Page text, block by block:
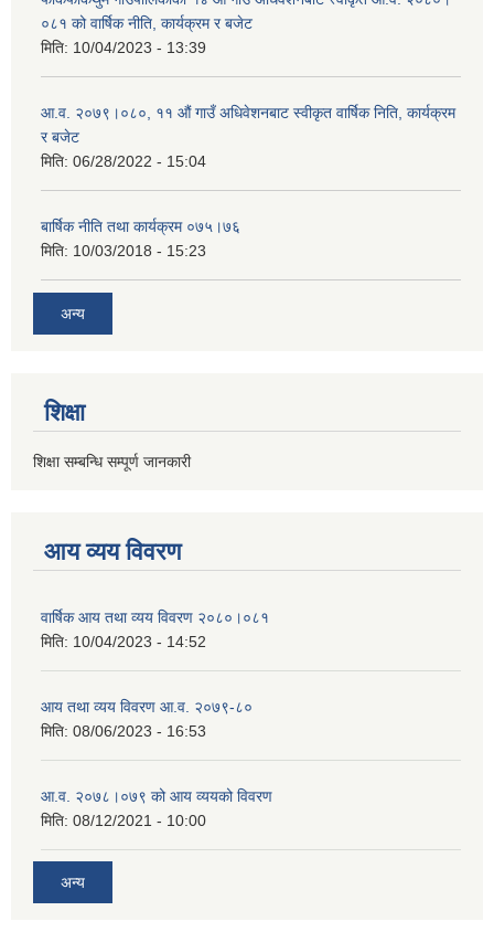
०८१ को वार्षिक नीति, कार्यक्रम र बजेट
मिति: 10/04/2023 - 13:39
आ.व. २०७९।०८०, ११ औं गाउँ अधिवेशनबाट स्वीकृत वार्षिक निति, कार्यक्रम
र बजेट
मिति: 06/28/2022 - 15:04
बार्षिक नीति तथा कार्यक्रम ०७५।७६
मिति: 10/03/2018 - 15:23
अन्य
शिक्षा
शिक्षा सम्बन्धि सम्पूर्ण जानकारी
आय व्यय विवरण
वार्षिक आय तथा व्यय विवरण २०८०।०८१
मिति: 10/04/2023 - 14:52
आय तथा व्यय विवरण आ.व. २०७९-८०
मिति: 08/06/2023 - 16:53
आ.व. २०७८।०७९ को आय व्ययको विवरण
मिति: 08/12/2021 - 10:00
अन्य